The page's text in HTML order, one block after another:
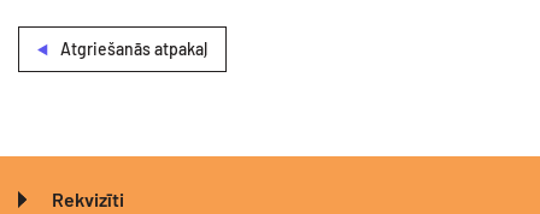
Atgriešanās atpakaļ
Rekvizīti